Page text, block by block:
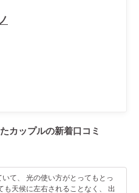
カップルの新着口コミ
て、 光の使い方がとってもとっ
天候に左右されることなく、 出